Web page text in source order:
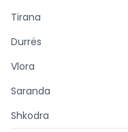
Tirana
Durrës
Vlora
Saranda
Shkodra